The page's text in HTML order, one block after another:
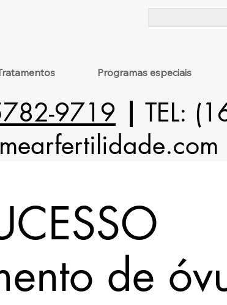
Programas especiais
9719
TEL:
de